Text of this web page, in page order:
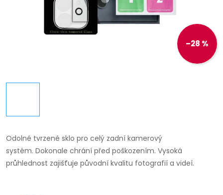
–28 %
Odolné tvrzené sklo pro celý zadní kamerový
systém. Dokonale chrání před poškozením. Vysoká
průhlednost zajišťuje původní kvalitu fotografií a videí.